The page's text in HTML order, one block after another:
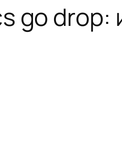
go drop: